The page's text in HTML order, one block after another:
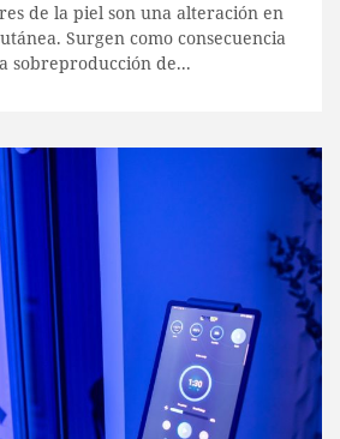
de la piel son una alteración en
Surgen como consecuencia
sobreproducción de...